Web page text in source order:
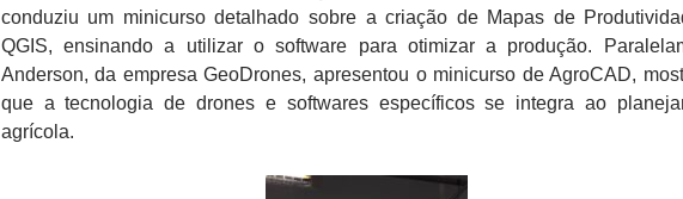
conduziu um minicurso detalhado sobre a criação de Mapas de
QGIS, ensinando a utilizar o software para otimizar a produção.
Anderson, da empresa GeoDrones, apresentou o minicurso de AgroCAD,
que a tecnologia de drones e softwares específicos se integra ao
agrícola.